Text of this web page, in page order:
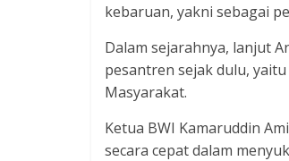
kebaruan, yakni sebagai
Dalam sejarahnya, lanjut
pesantren sejak dulu,
Masyarakat.
Ketua BWI Kamaruddin
secara cepat dalam